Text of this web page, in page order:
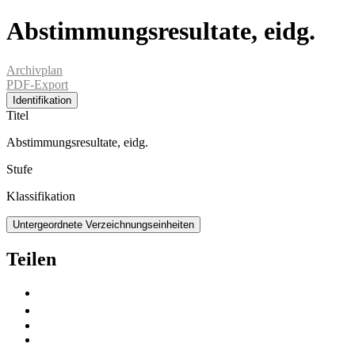
Abstimmungsresultate, eidg.
Archivplan
PDF-Export
Identifikation
Titel
Abstimmungsresultate, eidg.
Stufe
Klassifikation
Untergeordnete Verzeichnungseinheiten
Teilen